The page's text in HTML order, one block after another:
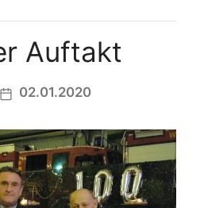
Auftakt
02.01.2020